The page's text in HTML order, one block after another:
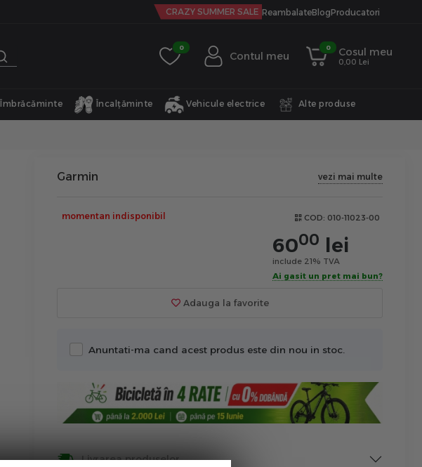
CRAZY SUMMER SALE ReambalateBlogProducatori
0
Contul meu
0 Cosul meu
0,00 Lei
Îmbrăcăminte Încalțăminte Vehicule electrice Alte produse
Garmin vezi mai multe
momentan indisponibil COD: 010-11023-00
6000 lei
include 21% TVA
Ai gasit un pret mai bun?
Adauga la favorite
Anuntati-ma cand acest produs este din nou in stoc.
Livrarea produselor